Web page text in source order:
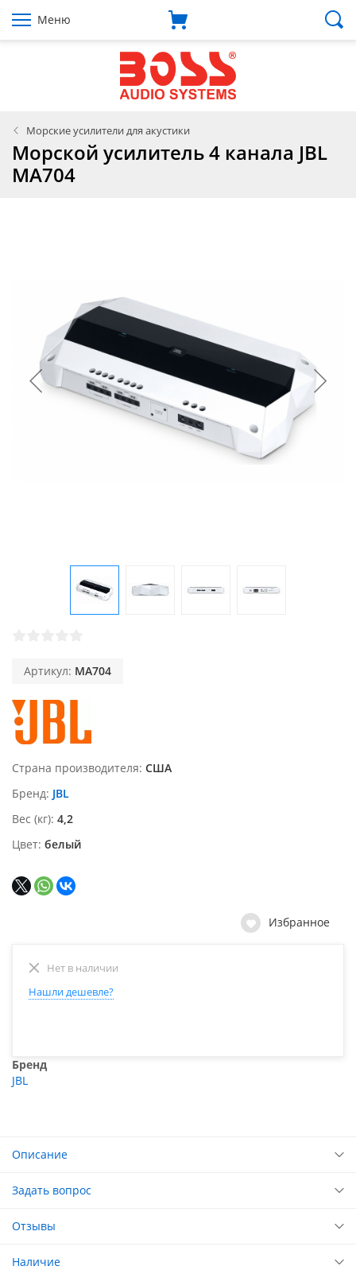
Меню
Морские усилители для акустики
Морской усилитель 4 канала JBL
MA704
Артикул: MA704
Страна производителя США
Бренд JBL
Вес (кг) 4,2
Цвет белый
Избранное
Нет в наличии
Нашли дешевле?
Бренд
JBL
Описание
Задать вопрос
Отзывы
Наличие